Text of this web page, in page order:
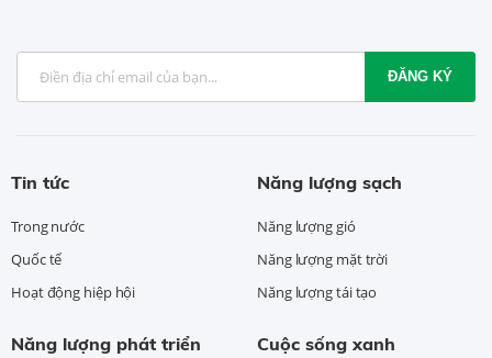
ĐĂNG KÝ
Tin tức
Trong nước
Quốc tế
Hoạt động hiệp hội
Năng lượng sạch
Năng lượng gió
Năng lượng mặt trời
Năng lượng tái tạo
Năng lượng phát triển Cuộc sống xanh